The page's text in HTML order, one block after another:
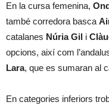
En la cursa femenina,
també corredora basca
catalanes Núria Gil i
opcions, així com
Lara, que es sumaran al
En categories inferiors